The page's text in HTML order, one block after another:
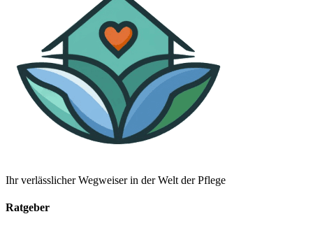
Ihr verlässlicher Wegweiser in der Welt der Pflege
Ratgeber